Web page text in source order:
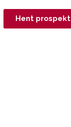
Hent prospekt